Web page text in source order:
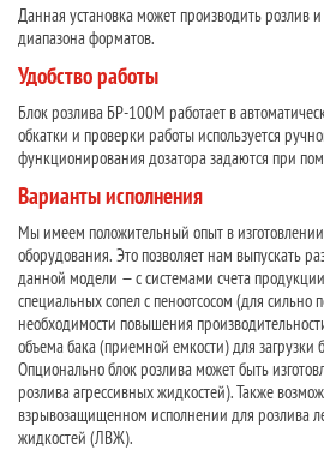
Данная установка может производить розлив
диапазона форматов.
Удобство работы
Блок розлива БР-100М работает в
обкатки и проверки работы используется
функционирования дозатора задаются при
Варианты исполнения
Мы имеем положительный опыт в
оборудования. Это позволяет нам выпускать
данной модели — с системами счета
специальных сопел с пеноотсосом (для
необходимости повышения
объема бака (приемной емкости) для загрузки
Опционально блок розлива может быть
розлива агрессивных жидкостей). Также
взрывозащищенном исполнении для розлива
жидкостей (ЛВЖ).